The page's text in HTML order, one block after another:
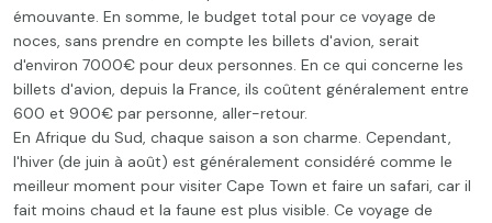
émouvante. En somme, le budget total pour ce voyage de
noces, sans prendre en compte les billets d'avion, serait
d'environ 7000€ pour deux personnes. En ce qui concerne les
billets d'avion, depuis la France, ils coûtent généralement entre
600 et 900€ par personne, aller-retour.
En Afrique du Sud, chaque saison a son charme. Cependant,
l'hiver (de juin à août) est généralement considéré comme le
meilleur moment pour visiter Cape Town et faire un safari, car il
fait moins chaud et la faune est plus visible. Ce voyage de